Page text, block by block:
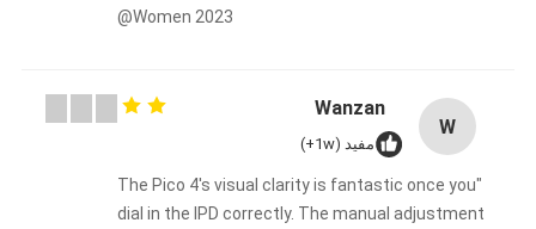
Women 2023@
W
Wanzan
مفيد (1w+)
"The Pico 4's visual clarity is fantastic once you
dial in the IPD correctly. The manual adjustment